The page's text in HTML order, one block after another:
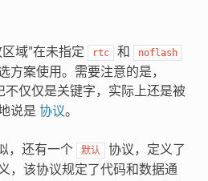
域”在未指定 rtc 和 noflash
方案使用。需要注意的是，
不仅仅是关键字，实际上还是被
说是 协议。
，还有一个 默认
协议，定义了
，该协议规定了代码和数据通